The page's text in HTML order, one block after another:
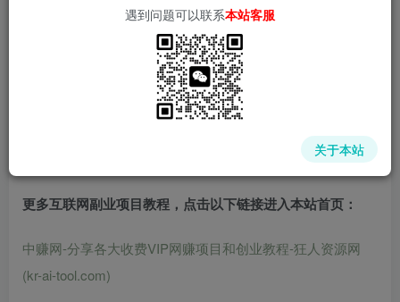
中赚网 - 分享各大收费VIP网赚项目和创业教程 - 狂人资源
网
更多互联网副业项目教程，点击以下链接进入本站首页 ：
中赚网-分享各大收费VIP网赚项目和创业教程-狂人资源网
(kr-ai-tool.com)
遇到问题可以联系本站客服
关于本站